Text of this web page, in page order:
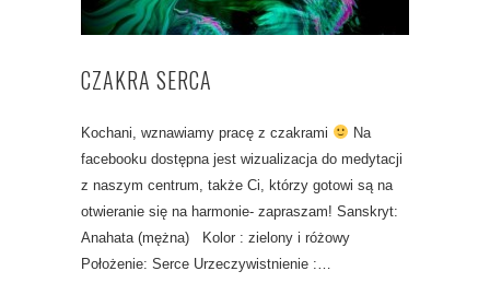
CZAKRA SERCA
Kochani, wznawiamy pracę z czakrami
Na
facebooku dostępna jest wizualizacja do medytacji
z naszym centrum, także Ci, którzy gotowi są na
otwieranie się na harmonie- zapraszam! Sanskryt:
Anahata (mężna) Kolor : zielony i różowy
Położenie: Serce Urzeczywistnienie :…